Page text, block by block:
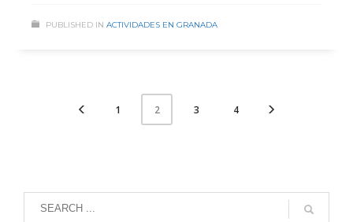
PUBLISHED IN ACTIVIDADES EN GRANADA
1 2 3 4